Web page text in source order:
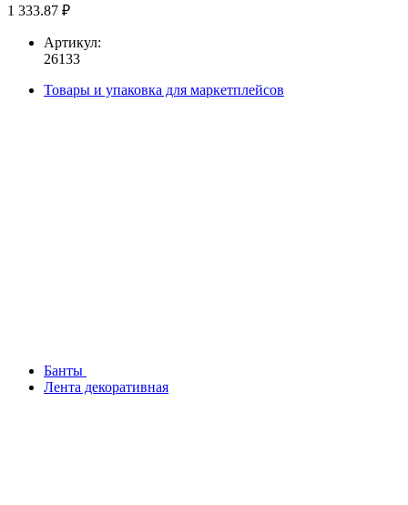
1 333.87 ₽
Артикул:
26133
Товары и упаковка для маркетплейсов
Банты
Лента декоративная